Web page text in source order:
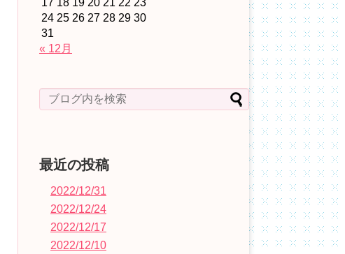
17 18 19 20 21 22 23
24 25 26 27 28 29 30
31
« 12月
最近の投稿
2022/12/31
2022/12/24
2022/12/17
2022/12/10